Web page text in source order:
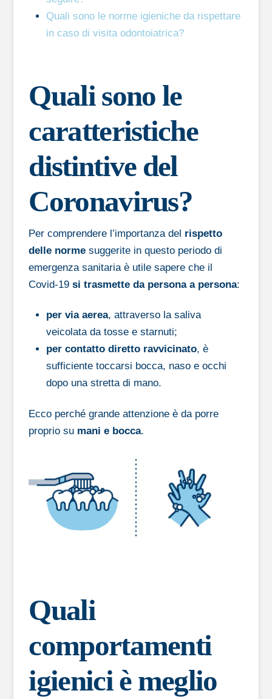
Quali sono le norme igieniche da rispettare
in caso di visita odontoiatrica?
Quali sono le
caratteristiche
distintive del
Coronavirus?
Per comprendere l’importanza del rispetto
delle norme suggerite in questo periodo di
emergenza sanitaria è utile sapere che il
Covid-19si trasmette da persona a persona:
per via aerea, attraverso la saliva
veicolata da tosse e starnuti;
per contatto diretto ravvicinato, è
sufficiente toccarsi bocca, naso e occhi
dopo una stretta di mano.
Ecco perché grande attenzione è da porre
proprio su mani e bocca.
Quali
comportamenti
igienici è meglio